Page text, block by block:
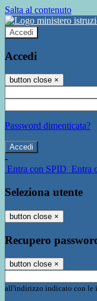
Salta al contenuto
Accedi
Accedi
button close ×
Password dimenticata?
-
Entra con SPID Entra
Seleziona utente
button close ×
Recupero
button close ×
all'indirizzo indicato con le